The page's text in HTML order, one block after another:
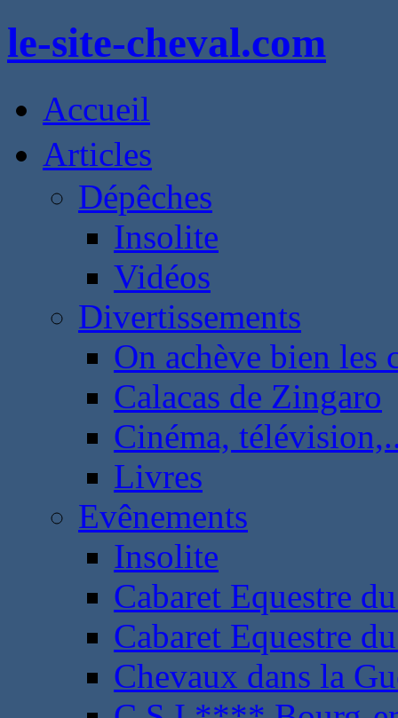
le-site-cheval.com
Accueil
Articles
Dépêches
Insolite
Vidéos
Divertissements
On achève bien les
Calacas de Zingaro
Cinéma,
Livres
Evênements
Insolite
Cabaret Equestre
Cabaret Equestre
Chevaux dans la